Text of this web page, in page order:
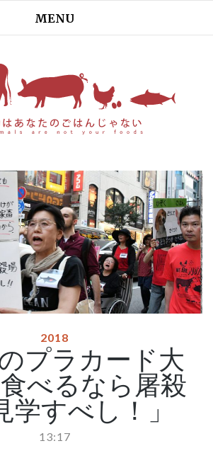
MENU
2018
プラカード大
べるなら屠殺
学すべし！」
13:17